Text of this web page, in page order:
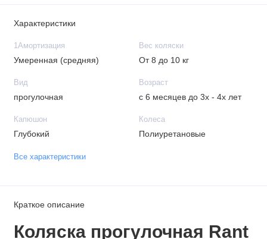
Характеристики
1Амортизация
Умеренная (средняя)
Вес коляски
От 8 до 10 кг
Вид
прогулочная
Возраст
с 6 месяцев до 3х - 4х лет
Капюшон
Глубокий
Колеса
Полиуретановые
Все характеристики
Краткое описание
Коляска прогулочная Rant